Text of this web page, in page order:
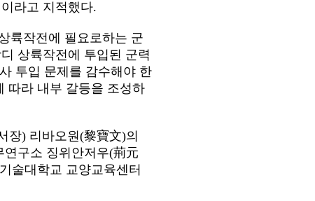
라고 지적했다.
륙작전에 필요로하는 군
상륙작전에 투입된 군력
투입 문제를 감수해야 한
따라 내부 갈등을 조성하
장) 리바오원(黎寶文)의
연구소 징위안저우(荊元
술대학교 교양교육센터